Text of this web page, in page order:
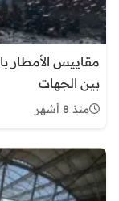
بين الجهات
منذ 8 أشهر